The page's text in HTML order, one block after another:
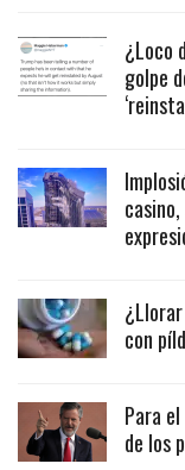
¿Loco
golpe
con
Para
de los